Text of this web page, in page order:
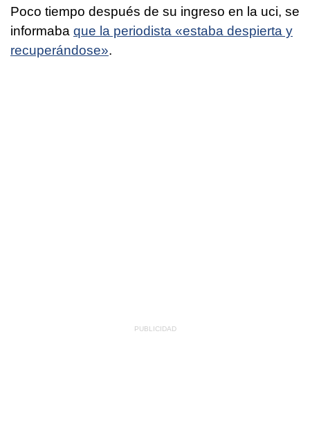
Poco tiempo después de su ingreso en la uci, se
informaba que la periodista «estaba despierta y
recuperándose».